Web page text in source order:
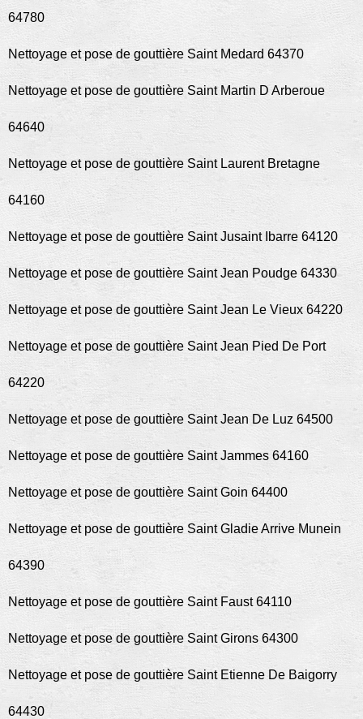
64780
Nettoyage et pose de gouttière Saint Medard 64370
Nettoyage et pose de gouttière Saint Martin D Arberoue
64640
Nettoyage et pose de gouttière Saint Laurent Bretagne
64160
Nettoyage et pose de gouttière Saint Jusaint Ibarre 64120
Nettoyage et pose de gouttière Saint Jean Poudge 64330
Nettoyage et pose de gouttière Saint Jean Le Vieux 64220
Nettoyage et pose de gouttière Saint Jean Pied De Port
64220
Nettoyage et pose de gouttière Saint Jean De Luz 64500
Nettoyage et pose de gouttière Saint Jammes 64160
Nettoyage et pose de gouttière Saint Goin 64400
Nettoyage et pose de gouttière Saint Gladie Arrive Munein
64390
Nettoyage et pose de gouttière Saint Faust 64110
Nettoyage et pose de gouttière Saint Girons 64300
Nettoyage et pose de gouttière Saint Etienne De Baigorry
64430